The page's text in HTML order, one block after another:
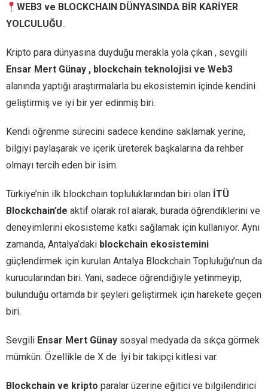
Destek Olduğum Projeler
WEB3 ve BLOCKCHAIN DÜNYASINDA BİR KARİYER
YOLCULUĞU..
Kripto para dünyasına duyduğu merakla yola çıkan , sevgili
Ensar Mert Günay , blockchain teknolojisi ve Web3
alanında yaptığı araştırmalarla bu ekosistemin içinde kendini
geliştirmiş ve iyi bir yer edinmiş biri.
Kendi öğrenme sürecini sadece kendine saklamak yerine,
bilgiyi paylaşarak ve içerik üreterek başkalarına da rehber
olmayı tercih eden bir isim.
Türkiye’nin ilk blockchain topluluklarından biri olan İTÜ
Blockchain’de aktif olarak rol alarak, burada öğrendiklerini ve
deneyimlerini ekosisteme katkı sağlamak için kullanıyor. Aynı
zamanda, Antalya’daki blockchain ekosistemini
güçlendirmek için kurulan Antalya Blockchain Topluluğu’nun da
kurucularından biri. Yani, sadece öğrendiğiyle yetinmeyip,
bulunduğu ortamda bir şeyleri geliştirmek için harekete geçen
biri.
Sevgili Ensar Mert Günay sosyal medyada da sıkça görmek
mümkün. Özellikle de X de .İyi bir takipçi kitlesi var.
Blockchain ve kripto paralar üzerine eğitici ve bilgilendirici